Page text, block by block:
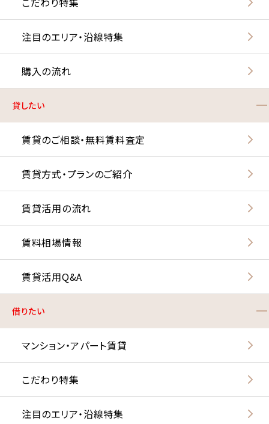
注目のエリア・沿線特集
購入の流れ
貸したい
賃貸のご相談・無料賃料査定
賃貸方式・プランのご紹介
賃貸活用の流れ
賃料相場情報
賃貸活用Q&A
借りたい
マンション・アパート賃貸
こだわり特集
注目のエリア・沿線特集